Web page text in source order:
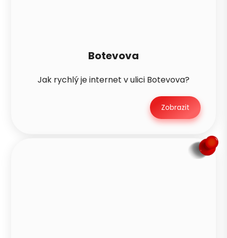
Botevova
Jak rychlý je internet v ulici Botevova?
Zobrazit